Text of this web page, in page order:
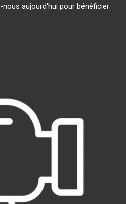
aujourd'hui pour bénéficier